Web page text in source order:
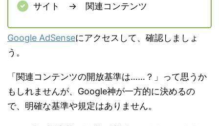
サイト → 関連コンテンツ
Google AdSenseにアクセスして、確認しましょ
う。
「関連コンテンツの開放基準は……？」って思うか
もしれませんが、Google神が一方的に決めるの
で、明確な基準や規定はありません。